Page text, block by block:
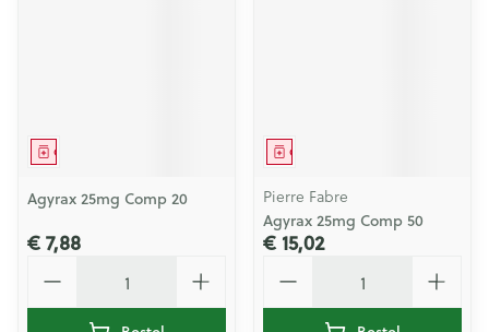
Geneesmiddel
Agyrax 25mg Comp 20
€ 7,88
Geneesmiddel
Pierre Fabre
Agyrax 25mg Comp 50
€ 15,02